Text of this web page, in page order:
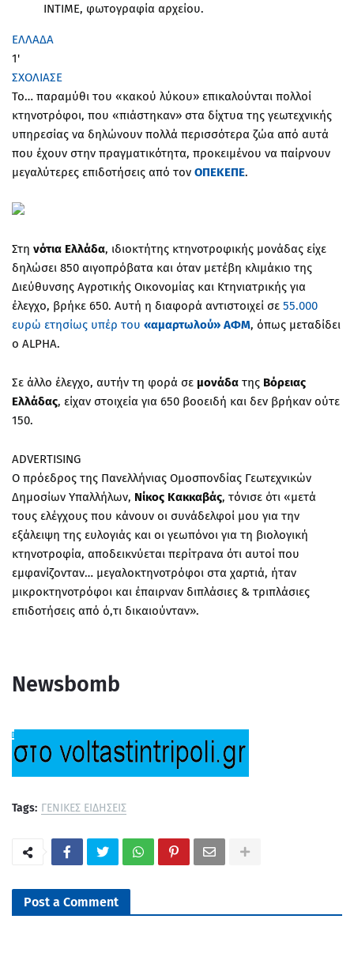
INTIME, φωτογραφία αρχείου.
ΕΛΛΑΔΑ
1'
ΣΧΟΛΙΑΣΕ
Το… παραμύθι του «κακού λύκου» επικαλούνται πολλοί
κτηνοτρόφοι, που «πιάστηκαν» στα δίχτυα της γεωτεχνικής
υπηρεσίας να δηλώνουν πολλά περισσότερα ζώα από αυτά
που έχουν στην πραγματικότητα, προκειμένου να παίρνουν
μεγαλύτερες επιδοτήσεις από τον ΟΠΕΚΕΠΕ.
Στη νότια Ελλάδα, ιδιοκτήτης κτηνοτροφικής μονάδας είχε
δηλώσει 850 αιγοπρόβατα και όταν μετέβη κλιμάκιο της
Διεύθυνσης Αγροτικής Οικονομίας και Κτηνιατρικής για
έλεγχο, βρήκε 650. Αυτή η διαφορά αντιστοιχεί σε 55.000
ευρώ ετησίως υπέρ του «αμαρτωλού» ΑΦΜ, όπως μεταδίδει
ο ALPHA.
Σε άλλο έλεγχο, αυτήν τη φορά σε μονάδα της Βόρειας
Ελλάδας, είχαν στοιχεία για 650 βοοειδή και δεν βρήκαν ούτε
150.
ADVERTISING
Ο πρόεδρος της Πανελλήνιας Ομοσπονδίας Γεωτεχνικών
Δημοσίων Υπαλλήλων, Νίκος Κακκαβάς, τόνισε ότι «μετά
τους ελέγχους που κάνουν οι συνάδελφοί μου για την
εξάλειψη της ευλογιάς και οι γεωπόνοι για τη βιολογική
κτηνοτροφία, αποδεικνύεται περίτρανα ότι αυτοί που
εμφανίζονταν… μεγαλοκτηνοτρόφοι στα χαρτιά, ήταν
μικροκτηνοτρόφοι και έπαιρναν διπλάσιες & τριπλάσιες
επιδοτήσεις από ό,τι δικαιούνταν».
Newsbomb
Tags: ΓΕΝΙΚΕΣ ΕΙΔΗΣΕΙΣ
Post a Comment